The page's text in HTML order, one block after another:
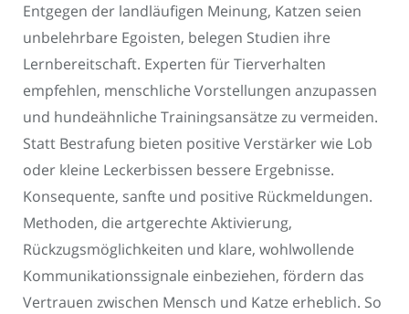
Entgegen der landläufigen Meinung, Katzen seien
unbelehrbare Egoisten, belegen Studien ihre
Lernbereitschaft. Experten für Tierverhalten
empfehlen, menschliche Vorstellungen anzupassen
und hundeähnliche Trainingsansätze zu vermeiden.
Statt Bestrafung bieten positive Verstärker wie Lob
oder kleine Leckerbissen bessere Ergebnisse.
Konsequente, sanfte und positive Rückmeldungen.
Methoden, die artgerechte Aktivierung,
Rückzugsmöglichkeiten und klare, wohlwollende
Kommunikationssignale einbeziehen, fördern das
Vertrauen zwischen Mensch und Katze erheblich. So